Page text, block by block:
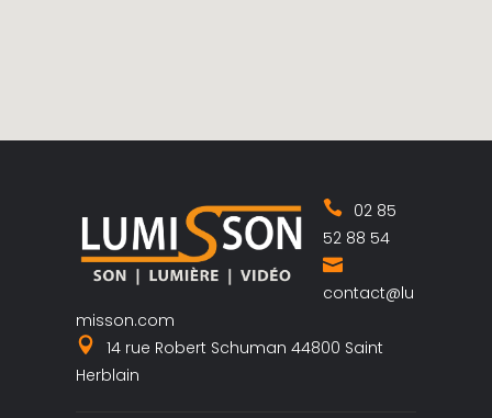
02 85
52 88 54
contact@lu
misson.com
14 rue Robert Schuman 44800 Saint
Herblain